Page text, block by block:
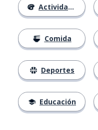
Actividades
Comida
Deportes
Educación